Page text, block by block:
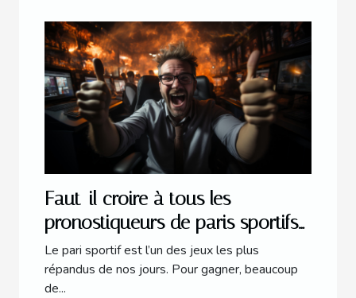
Faut-il croire à tous les
pronostiqueurs de paris sportifs
en ligne ?
Le pari sportif est l’un des jeux les plus
répandus de nos jours. Pour gagner, beaucoup
de...